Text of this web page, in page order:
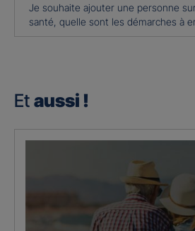
Je souhaite ajouter une personne
santé, quelle sont les démarches à
Et aussi !